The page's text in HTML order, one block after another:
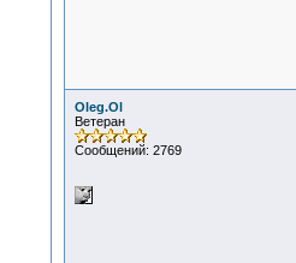
Oleg.Ol
Ветеран
Сообщений: 2769